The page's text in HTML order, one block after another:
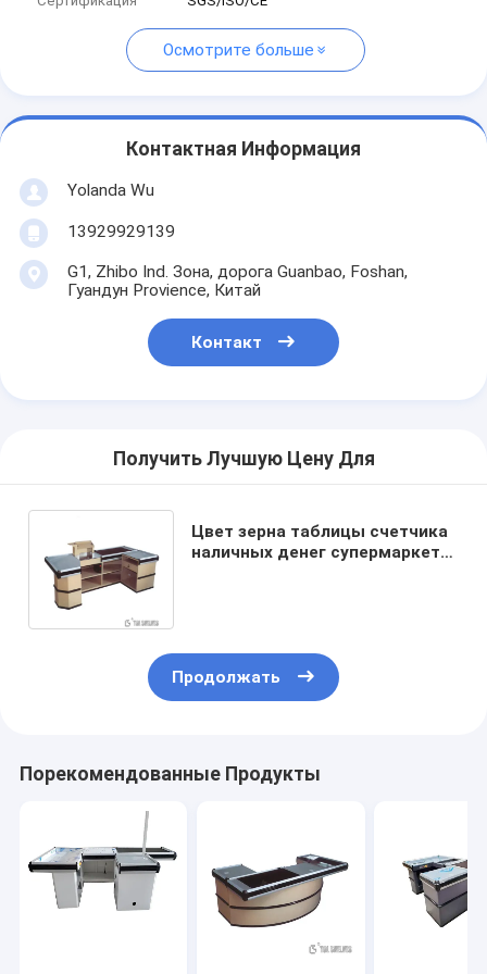
Осмотрите больше
Контактная Информация
Yolanda Wu
13929929139
G1, Zhibo Ind. Зона, дорога Guanbao, Foshan,
Гуандун Provience, Китай
Контакт
Получить Лучшую Цену Для
Цвет зерна таблицы счетчика
наличных денег супермаркета
Продолжать
Порекомендованные Продукты